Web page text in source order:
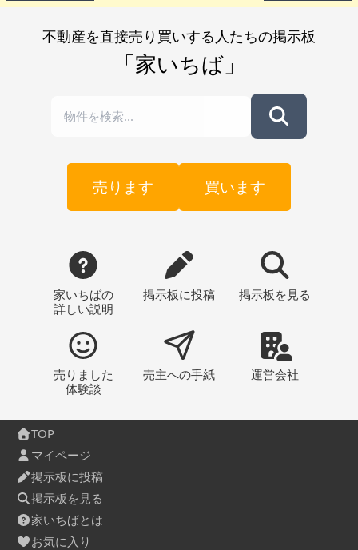
不動産を直接売り買いする人たちの掲示板
「家いちば」
売ります 買います
家いちばの
詳しい説明
掲示板に投稿 掲示板 を見る
売りました
体験談
売主への手紙 運営会社
TOP
マイページ
掲示板に投稿
掲示板を見る
家いちばとは
お気に入り